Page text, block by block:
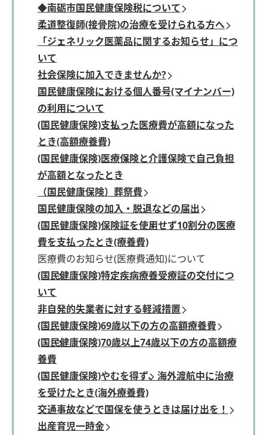
◆南砺市国民健康保険税について
柔道整復師(接骨院)の治療を受けられる方へ
「ジェネリック医薬品に関するお知らせ」につ
いて
社会保険に加入できませんか?
国民健康保険における個人番号(マイナンバー)
の利用について
(国民健康保険)支払った医療費が高額になった
とき(高額療養費)
(国民健康保険)医療保険と介護保険で自己負担
が高額となったとき
（国民健康保険）葬祭費
国民健康保険の加入・脱退などの届出
(国民健康保険)保険証を使用せず10割分の医療
費を支払ったとき(療養費)
医療費のお知らせ(医療費通知)について
(国民健康保険)特定疾病療養受療証の交付につ
いて
非自発的失業者に対する軽減措置
(国民健康保険)69歳以下の方の高額療養費
(国民健康保険)70歳以上74歳以下の方の高額療
養費
(国民健康保険)やむを得ず、海外渡航中に治療
を受けたとき(海外療養費)
交通事故などで国保を使うときは届け出を！
出産育児一時金